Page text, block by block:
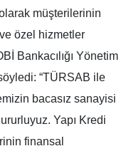
müşterilerinin
özel hizmetler
Bankacılığı Yönetim
“TÜRSAB ile
bacasız sanayisi
Yapı Kredi
finansal